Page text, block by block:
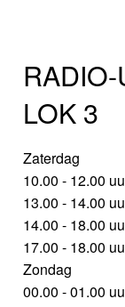
LOK 3
Zaterdag
10.00 - 12.00
13.00 - 14.00
14.00 - 18.00
17.00 - 18.00
Zondag
00.00 - 01.00